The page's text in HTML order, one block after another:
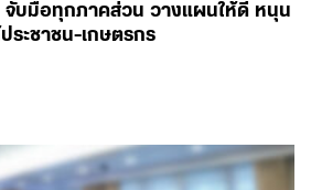
บมือทุกภาคส่วน วางแผนให้ดี หนุน
ระชาชน-เกษตรกร